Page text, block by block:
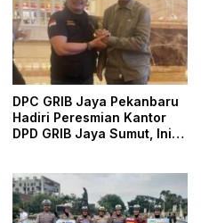
DPC GRIB Jaya Pekanbaru
Hadiri Peresmian Kantor
DPD GRIB Jaya Sumut, Ini